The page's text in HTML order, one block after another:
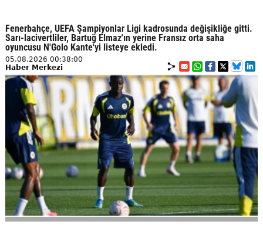
Fenerbahçe, UEFA Şampiyonlar Ligi kadrosunda değişikliğe gitti.
Sarı-lacivertliler, Bartuğ Elmaz'ın yerine Fransız orta saha
oyuncusu N'Golo Kante'yi listeye ekledi.
05.08.2026 00:38:00
Haber Merkezi